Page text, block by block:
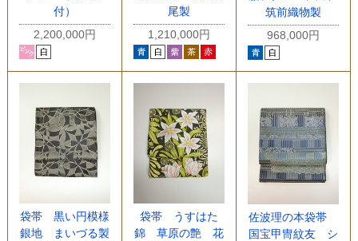
付）
2,200,000円
尾製
1,210,000円
筑前織物製
968,000円
袋帯 黒い円模様
銀地 まいづる製
袋帯 うすはた
錦 草原の艶 花
佐波理の本袋帯
国宝甲冑紋友 シ